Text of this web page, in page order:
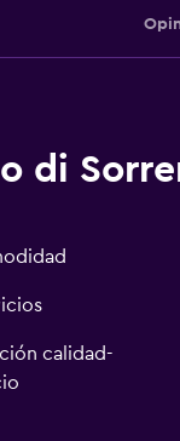
di
calidad-